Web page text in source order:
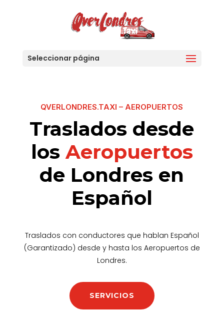
Seleccionar página
QVERLONDRES.TAXI – AEROPUERTOS
Traslados desde
losAeropuertos
de Londres en
Español
Traslados con conductores que hablan Español
(Garantizado) desde y hasta los Aeropuertos de
Londres.
SERVICIOS